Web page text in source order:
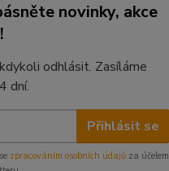
novinky, akce
odhlásit. Zasíláme
dní.
Přihlásit se
zpracováním osobních údajů za účelem